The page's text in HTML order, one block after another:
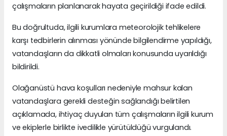
çalışmaların planlanarak hayata geçirildiği ifade edildi.
Bu doğrultuda, ilgili kurumlara meteorolojik tehlikelere
karşı tedbirlerin alınması yönünde bilgilendirme yapıldığı,
vatandaşların da dikkatli olmaları konusunda uyarıldığı
bildirildi.
Olağanüstü hava koşulları nedeniyle mahsur kalan
vatandaşlara gerekli desteğin sağlandığı belirtilen
açıklamada, ihtiyaç duyulan tüm çalışmaların ilgili kurum
ve ekiplerle birlikte ivedilikle yürütüldüğü vurgulandı.